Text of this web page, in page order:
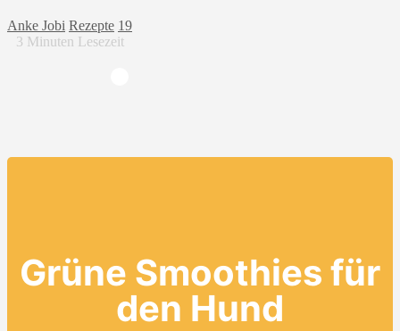
Anke Jobi Rezepte 19
3 Minuten Lesezeit
Grüne Smoothies für
den Hund